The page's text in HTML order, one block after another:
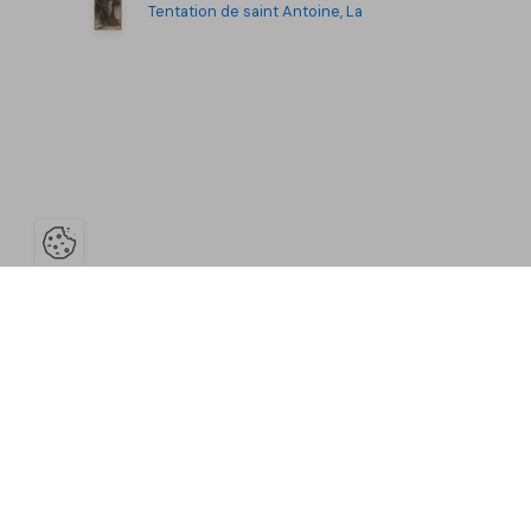
Tentation de saint Antoine, La
Ouvrir la barre de gestion des